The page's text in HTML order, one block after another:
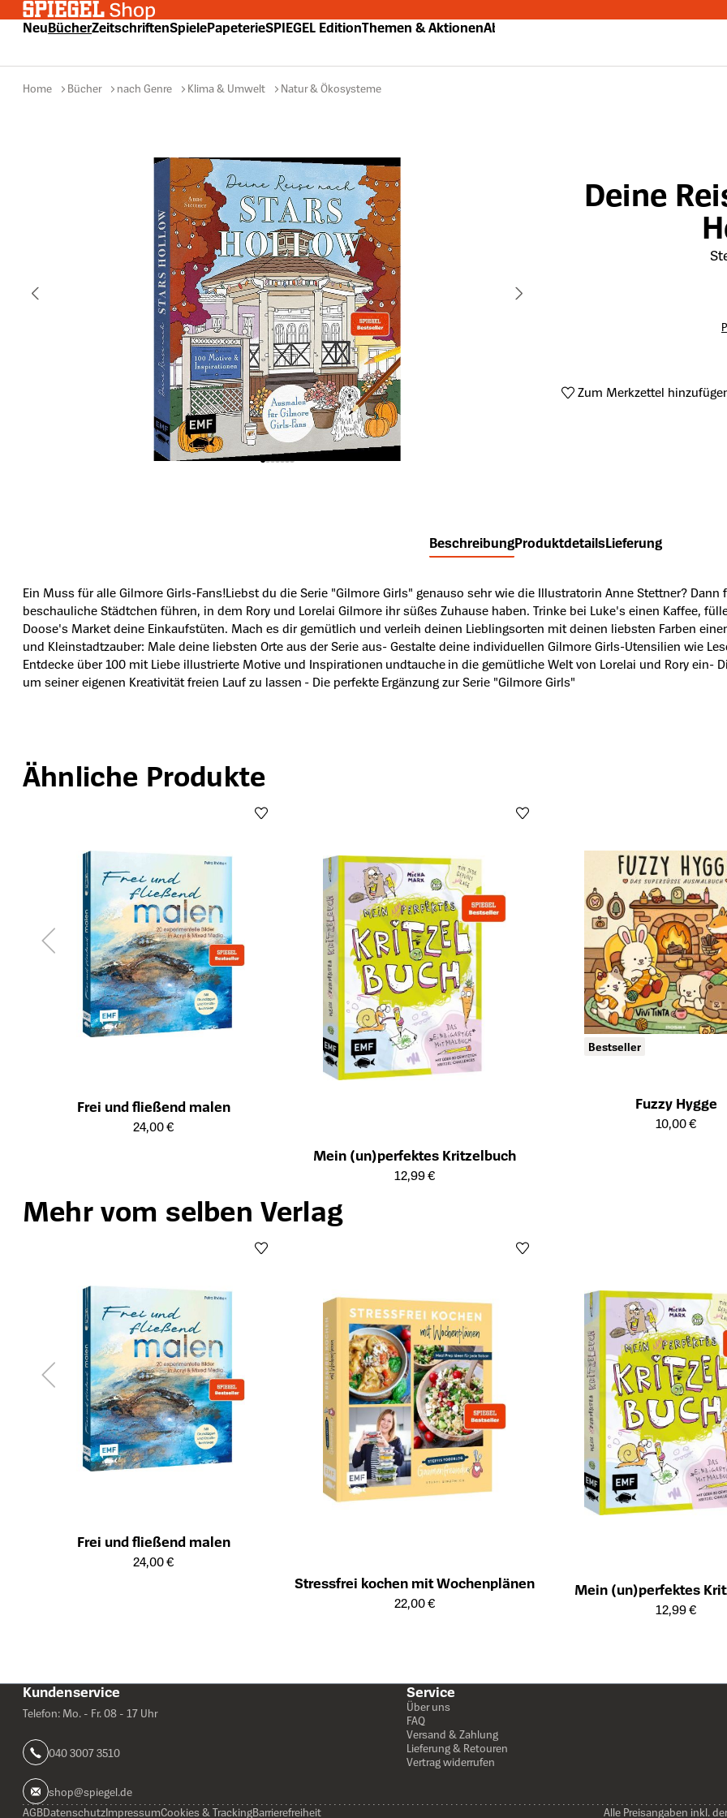
Hauptinhalt springen
Zur Suche springen
Zur Hauptnavigation springen
NeuBücherZeitschriftenSpielePapeterieSPIEGEL EditionThemen & AktionenAbo
Home Bücher nach Genre Klima & Umwelt Natur & Ökosysteme
Deine
Zum Merkzettel
BeschreibungProduktdetailsLieferung
Ein Muss für alle Gilmore Girls-Fans!Liebst du die Serie "Gilmore Girls" genauso sehr wie die Illustratorin Anne Stettner?
beschauliche Städtchen führen, in dem Rory und Lorelai Gilmore ihr süßes Zuhause haben. Trinke bei Luke's einen Kaffee,
Doose's Market deine Einkaufstüten. Mach es dir gemütlich und verleih deinen Lieblingsorten mit deinen liebsten Farben
und Kleinstadtzauber: Male deine liebsten Orte aus der Serie aus- Gestalte deine individuellen Gilmore Girls-Utensilien wie
Entdecke über 100 mit Liebe illustrierte Motive und Inspirationen undtauche in die gemütliche Welt von Lorelai und Rory ein-
um seiner eigenen Kreativität freien Lauf zu lassen - Die perfekte Ergänzung zur Serie "Gilmore Girls"
Produktgalerie überspringen
Ähnliche Produkte
Frei und fließend malen
Öffnet die Detailseite des Produkts
24,00 €
Mein (un)perfektes Kritzelbuch
Öffnet die Detailseite des Produkts
12,99 €
Bestseller
Fuzzy Hygge
Öffnet die Detailseite des
10,00 €
Mehr vom selben Verlag
Frei und fließend malen
Öffnet die Detailseite des Produkts
24,00 €
Stressfrei kochen mit Wochenplänen
Öffnet die Detailseite des Produkts
22,00 €
Mein (un)perfektes
Öffnet die Detailseite des
12,99 €
Kundenservice
Telefon: Mo. - Fr. 08 - 17 Uhr
040 3007 3510
shop@spiegel.de
Service
Über uns
FAQ
Versand & Zahlung
Lieferung & Retouren
Vertrag widerrufen
AGBDatenschutzImpressumCookies & TrackingBarrierefreiheit Alle Preisangaben inkl.